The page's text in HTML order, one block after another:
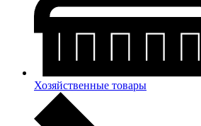
Хозяйственные товары